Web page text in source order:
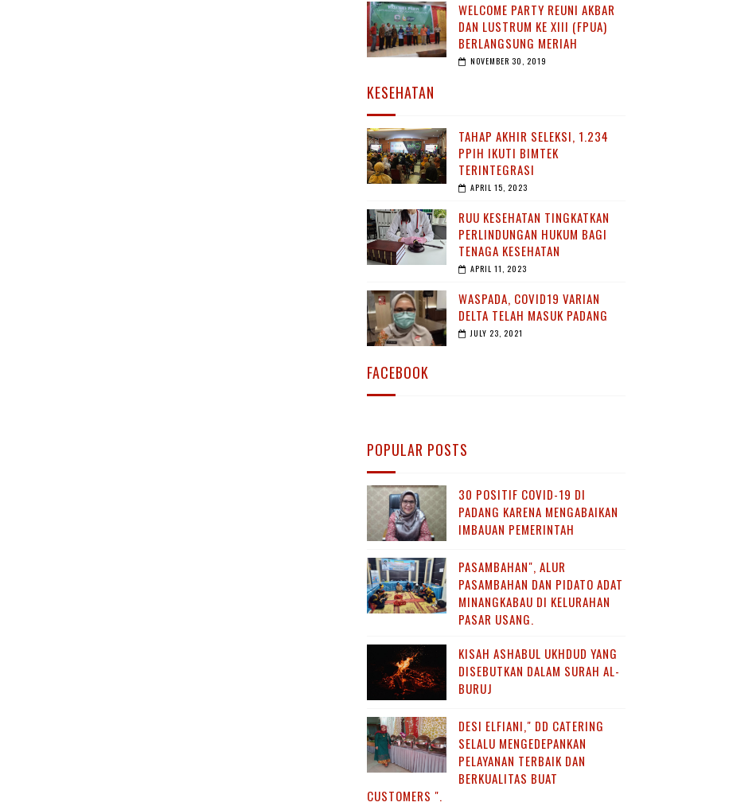
WELCOME PARTY REUNI AKBAR
DAN LUSTRUM KE XIII (FPUA)
BERLANGSUNG MERIAH
NOVEMBER 30, 2019
KESEHATAN
TAHAP AKHIR SELEKSI, 1.234
PPIH IKUTI BIMTEK
TERINTEGRASI
APRIL 15, 2023
RUU KESEHATAN TINGKATKAN
PERLINDUNGAN HUKUM BAGI
TENAGA KESEHATAN
APRIL 11, 2023
WASPADA, COVID19 VARIAN
DELTA TELAH MASUK PADANG
JULY 23, 2021
FACEBOOK
POPULAR POSTS
30 POSITIF COVID-19 DI
PADANG KARENA MENGABAIKAN
IMBAUAN PEMERINTAH
PASAMBAHAN", ALUR
PASAMBAHAN DAN PIDATO ADAT
MINANGKABAU DI KELURAHAN
PASAR USANG.
KISAH ASHABUL UKHDUD YANG
DISEBUTKAN DALAM SURAH AL-
BURUJ
DESI ELFIANI," DD CATERING
SELALU MENGEDEPANKAN
PELAYANAN TERBAIK DAN
BERKUALITAS BUAT
CUSTOMERS ".